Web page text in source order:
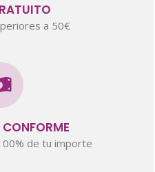
a 50€
de tu importe